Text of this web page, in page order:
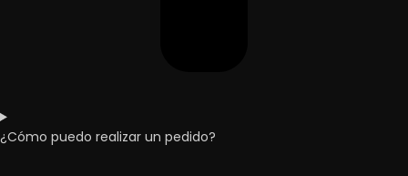
¿Cómo puedo realizar un pedido?